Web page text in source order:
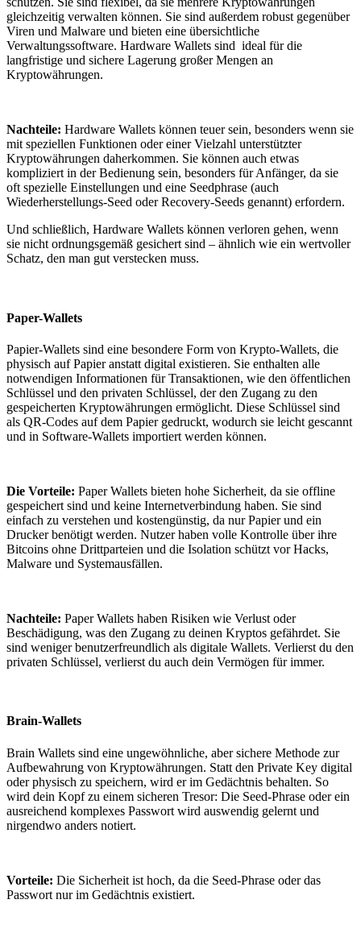
gleichzeitig verwalten können. Sie sind außerdem robust gegenüber
Viren und Malware und bieten eine übersichtliche
Verwaltungssoftware. Hardware Wallets sind ideal für die
langfristige und sichere Lagerung großer Mengen an
Kryptowährungen.
Nachteile: Hardware Wallets können teuer sein, besonders wenn sie
mit speziellen Funktionen oder einer Vielzahl unterstützter
Kryptowährungen daherkommen. Sie können auch etwas
kompliziert in der Bedienung sein, besonders für Anfänger, da sie
oft spezielle Einstellungen und eine Seedphrase (auch
Wiederherstellungs-Seed oder Recovery-Seeds genannt) erfordern.
Und schließlich, Hardware Wallets können verloren gehen, wenn
sie nicht ordnungsgemäß gesichert sind – ähnlich wie ein wertvoller
Schatz, den man gut verstecken muss.
Paper-Wallets
Papier-Wallets sind eine besondere Form von Krypto-Wallets, die
physisch auf Papier anstatt digital existieren. Sie enthalten alle
notwendigen Informationen für Transaktionen, wie den öffentlichen
Schlüssel und den privaten Schlüssel, der den Zugang zu den
gespeicherten Kryptowährungen ermöglicht. Diese Schlüssel sind
als QR-Codes auf dem Papier gedruckt, wodurch sie leicht gescannt
und in Software-Wallets importiert werden können.
Die Vorteile: Paper Wallets bieten hohe Sicherheit, da sie offline
gespeichert sind und keine Internetverbindung haben. Sie sind
einfach zu verstehen und kostengünstig, da nur Papier und ein
Drucker benötigt werden. Nutzer haben volle Kontrolle über ihre
Bitcoins ohne Drittparteien und die Isolation schützt vor Hacks,
Malware und Systemausfällen.
Nachteile: Paper Wallets haben Risiken wie Verlust oder
Beschädigung, was den Zugang zu deinen Kryptos gefährdet. Sie
sind weniger benutzerfreundlich als digitale Wallets. Verlierst du den
privaten Schlüssel, verlierst du auch dein Vermögen für immer.
Brain-Wallets
Brain Wallets sind eine ungewöhnliche, aber sichere Methode zur
Aufbewahrung von Kryptowährungen. Statt den Private Key digital
oder physisch zu speichern, wird er im Gedächtnis behalten. So
wird dein Kopf zu einem sicheren Tresor: Die Seed-Phrase oder ein
ausreichend komplexes Passwort wird auswendig gelernt und
nirgendwo anders notiert.
Vorteile: Die Sicherheit ist hoch, da die Seed-Phrase oder das
Passwort nur im Gedächtnis existiert.